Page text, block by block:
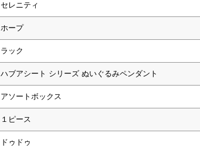
セレニティ
ホープ
ラック
ハブアシート シリーズ ぬいぐるみペンダント
アソートボックス
１ピース
ドゥドゥ